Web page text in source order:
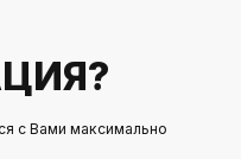
с Вами максимально